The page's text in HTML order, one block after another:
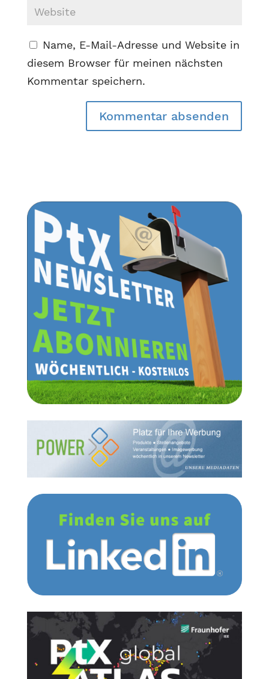
Name, E-Mail-Adresse und Website in
diesem Browser für meinen nächsten
Kommentar speichern.